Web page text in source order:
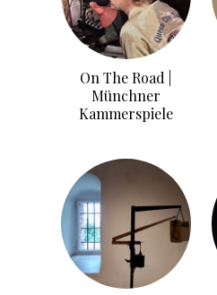
On The Road |
Münchner
Kammerspiele